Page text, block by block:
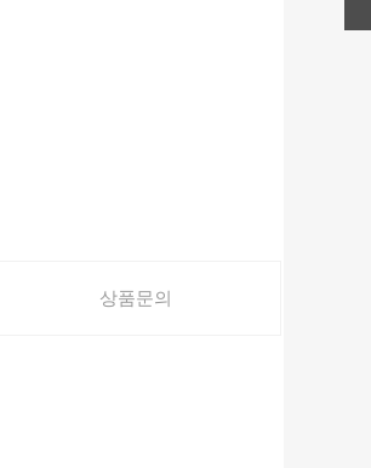
상품문의